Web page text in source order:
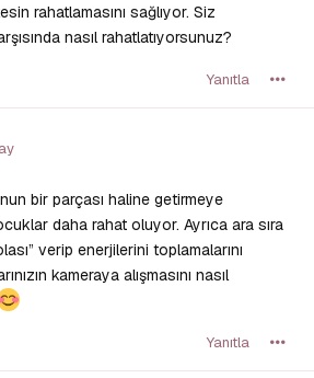
rahatlamasını sağlıyor. Siz
nasıl rahatlatıyorsunuz?
Yanıtla
bir parçası haline getirmeye
daha rahat oluyor. Ayrıca ara sıra
verip enerjilerini toplamalarını
kameraya alışmasını nasıl
Yanıtla